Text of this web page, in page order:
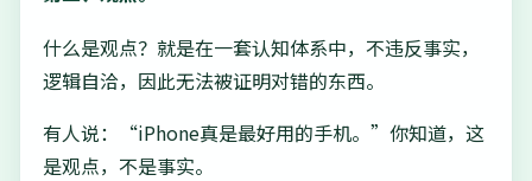
什么是观点？就是在一套认知体系中，不违反事实，
逻辑自洽，因此无法被证明对错的东西。
有人说：“iPhone真是最好用的手机。”你知道，这
是观点，不是事实。